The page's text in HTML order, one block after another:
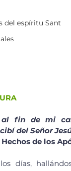
del espíritu Sant
al fin de mi
del Señor
de los